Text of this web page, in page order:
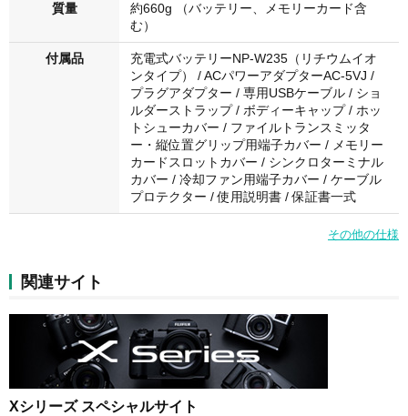
質量
約660g （バッテリー、メモリーカード含
む）
付属品
充電式バッテリーNP-W235（リチウムイオ
ンタイプ） / ACパワーアダプターAC-5VJ /
プラグアダプター / 専用USBケーブル / ショ
ルダーストラップ / ボディーキャップ / ホッ
トシューカバー / ファイルトランスミッタ
ー・縦位置グリップ用端子カバー / メモリー
カードスロットカバー / シンクロターミナル
カバー / 冷却ファン用端子カバー / ケーブル
プロテクター / 使用説明書 / 保証書一式
その他の仕様
関連サイト
Xシリーズ スペシャルサイト